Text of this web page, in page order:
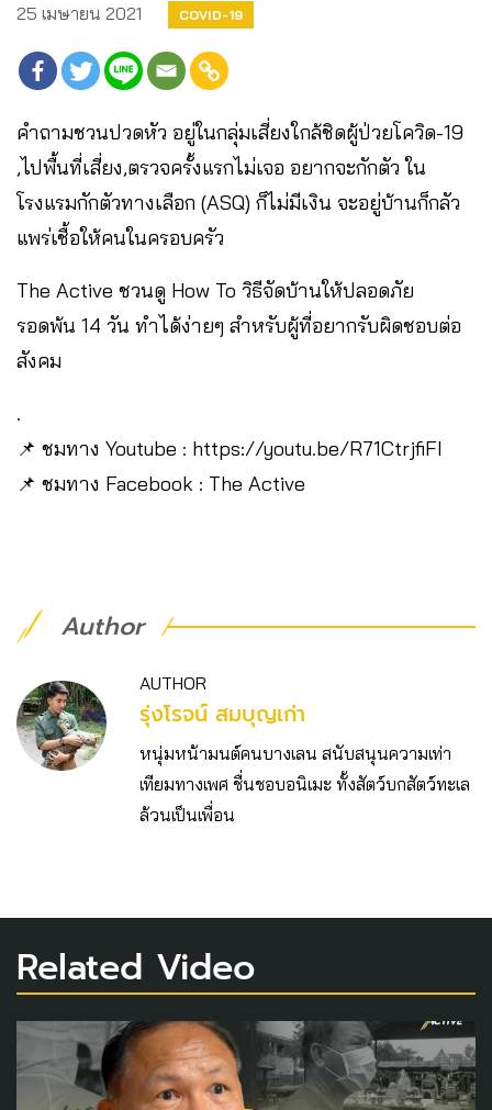
25 เมษายน 2021 COVID-19
คำถามชวนปวดหัว อยู่ในกลุ่มเสี่ยงใกล้ชิดผู้ป่วยโควิด-19
,ไปพื้นที่เสี่ยง,ตรวจครั้งแรกไม่เจอ อยากจะกักตัว ใน
โรงแรมกักตัวทางเลือก (ASQ) ก็ไม่มีเงิน จะอยู่บ้านก็กลัว
แพร่เชื้อให้คนในครอบครัว
The Active ชวนดู How To วิธีจัดบ้านให้ปลอดภัย
รอดพ้น 14 วัน ทำได้ง่ายๆ สำหรับผู้ที่อยากรับผิดชอบต่อ
สังคม
.
📌 ชมทาง Youtube : https://youtu.be/R71CtrjfiFI
📌 ชมทาง Facebook : The Active
Author
AUTHOR
รุ่งโรจน์ สมบุญเก่า
หนุ่มหน้ามนต์คนบางเลน สนับสนุนความเท่า
เทียมทางเพศ ชื่นชอบอนิเมะ ทั้งสัตว์บกสัตว์ทะเล
ล้วนเป็นเพื่อน
Related Video